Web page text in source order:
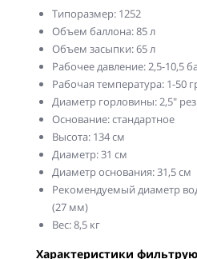
Типоразмер: 1252
Объем баллона: 85 л
Объем засыпки: 65 л
Рабочее давление: 2,5-10,5
Рабочая температура: 1-50
Диаметр горловины: 2,5"
Основание: стандартное
Высота: 134 см
Диаметр: 31 см
Диаметр основания: 31,5 см
Рекомендуемый диаметр
(27 мм)
Вес: 8,5 кг
Характеристики